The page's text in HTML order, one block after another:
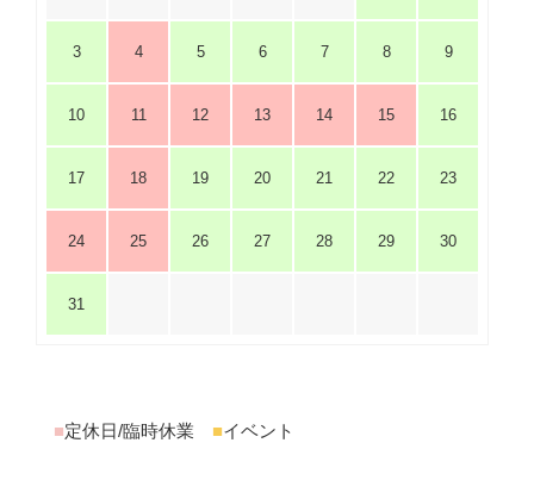
3 4 5 6 7 8 9
10 11 12 13 14 15 16
17 18 19 20 21 22 23
24 25 26 27 28 29 30
31
■定休日/臨時休業 ■イベント